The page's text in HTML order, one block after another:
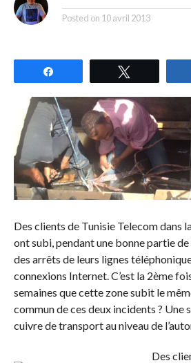
Posted on 10 avril 2013
Des clients de Tunisie Telecom dans
ont subi, pendant une bonne partie de
des arrêts de leurs lignes
connexions Internet. C’est la 2ème
semaines que cette zone subit le
commun de ces deux incidents ? Une
cuivre de transport au niveau de
Des